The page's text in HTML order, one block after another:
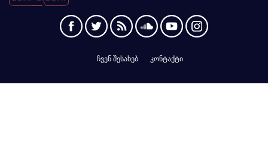
ჩვენ შესახებ კონტაქტი